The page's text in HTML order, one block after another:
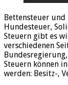
Bettensteuer und
Hundesteuer,
Steuern gibt es
verschiedenen
Steuern können
werden: Besitz-,